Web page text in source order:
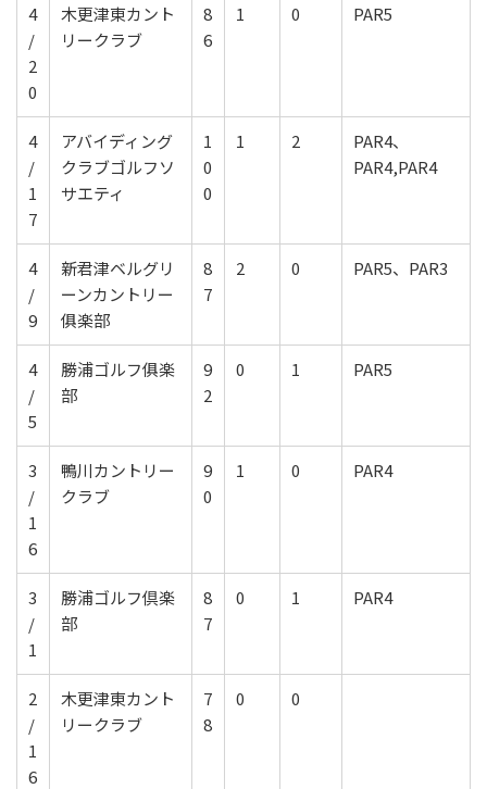
4
/
2
0
木更津東カント
リークラブ
8
6
1 0 PAR5
4
/
1
7
アバイディング
クラブゴルフソ
サエティ
1
0
0
1 2
PAR4、
PAR4,PAR4
4
/
9
新君津ベルグリ
ーンカントリー
俱楽部
8
7
2 0 PAR5、PAR3
4
/
5
勝浦ゴルフ俱楽
部
9
2
0 1 PAR5
3
/
1
6
鴨川カントリー
クラブ
9
0
1 0 PAR4
3
/
1
勝浦ゴルフ倶楽
部
8
7
0 1 PAR4
2
/
1
6
木更津東カント
リークラブ
7
8
0 0